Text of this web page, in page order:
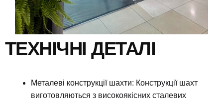
ТЕХНІЧНІ ДЕТАЛІ
Металеві конструкції шахти: Конструкції шахт
виготовляються з високоякісних сталевих